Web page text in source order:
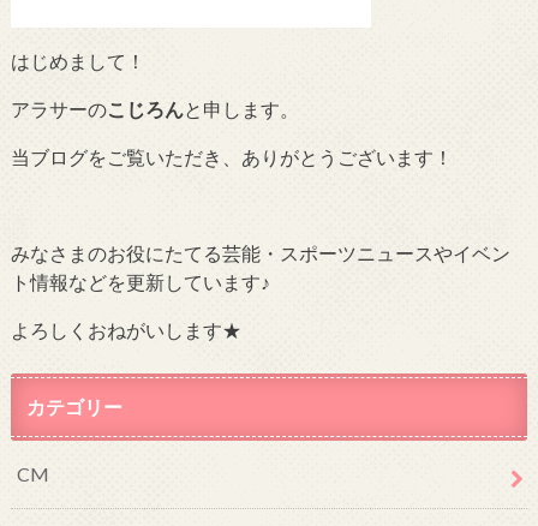
はじめまして！
アラサーのこじろん と申します。
当ブログをご覧いただき、ありがとうございます！
みなさまのお役にたてる芸能・スポーツニュースやイベン
ト情報などを更新しています♪
よろしくおねがいします★
カテゴリー
CM